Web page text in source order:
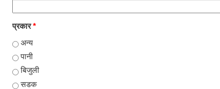
प्रकार*
अन्य
पानी
बिजुली
सडक